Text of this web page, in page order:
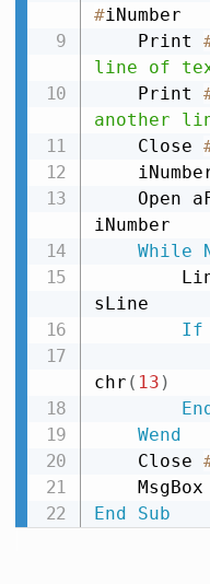
#iNumber
    Print
line of
    Print
another
    Close
Open
iNumber
While
sLine
If
chr ( 13 )
Wend
    Close
End
Sub